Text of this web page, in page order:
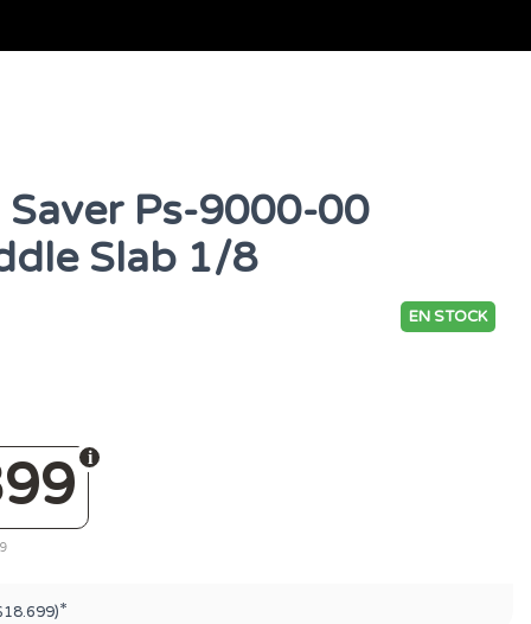
Ps-9000-00
Slab 1/8
EN STOCK
*